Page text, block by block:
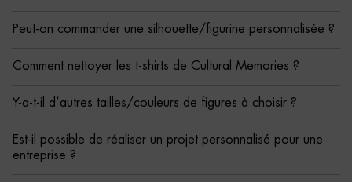
Peut-on commander une silhouette/figurine personnalisée ?
Comment nettoyer les t-shirts de Cultural Memories ?
Y-a-t-il d’autres tailles/couleurs de figures à choisir ?
Est-il possible de réaliser un projet personnalisé pour une
entreprise ?